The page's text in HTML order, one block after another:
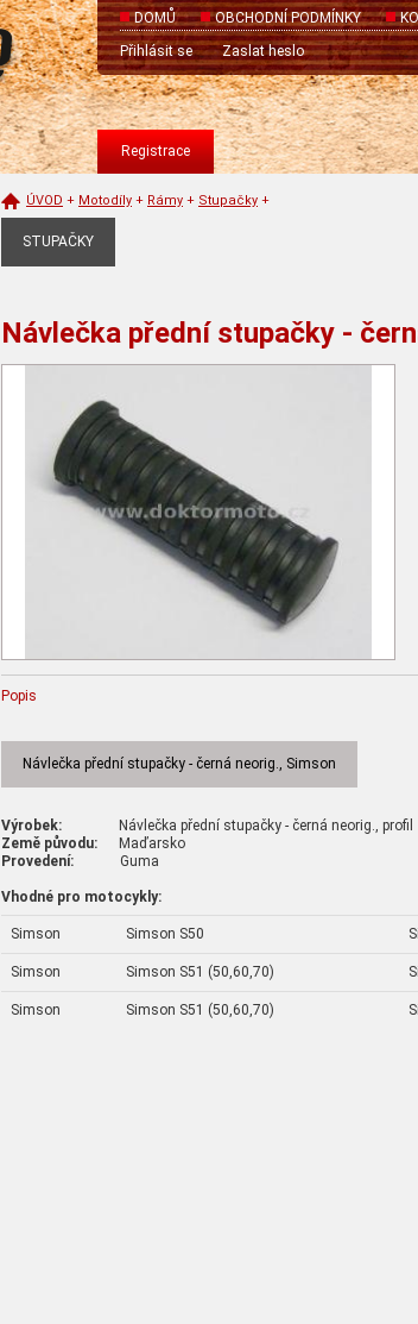
DOMŮ OBCHODNÍ PODMÍNKY
Přihlásit se
Zaslat heslo
Registrace
ÚVOD + Motodíly + Rámy + Stupačky +
STUPAČKY
Návlečka přední stupačky -
Popis
Návlečka přední stupačky - černá neorig., Simson
Výrobek: Návlečka přední stupačky - černá neorig., profil
Země původu: Maďarsko
Provedení: Guma
Vhodné pro motocykly:
Simson Simson S50
Simson Simson S51 (50,60,70)
Simson Simson S51 (50,60,70)